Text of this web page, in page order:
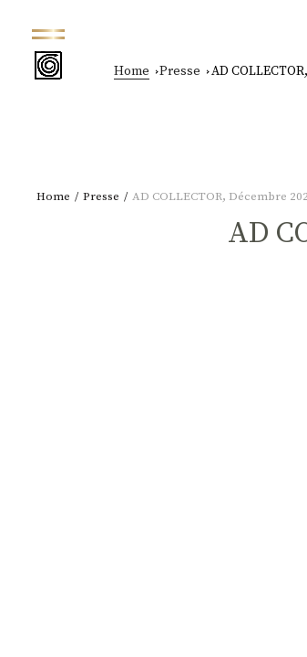
Home Presse AD
Home Presse AD COLLECTOR, Décembre
AD